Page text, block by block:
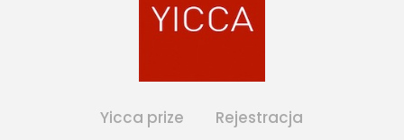
Yicca prize Rejestracja